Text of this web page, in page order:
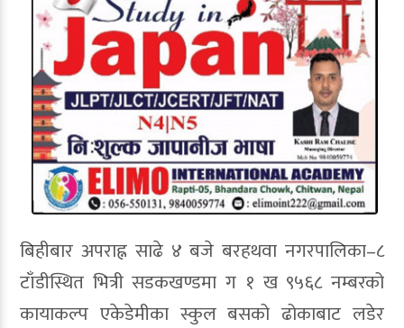
बिहीबार अपराह्न साढे ४ बजे बरहथवा नगरपालिका–८
टाँडीस्थित भित्री सडकखण्डमा ग १ ख ९५६८ नम्बरको
कायाकल्प एकेडेमीका स्कुल बसको ढोकाबाट लडेर